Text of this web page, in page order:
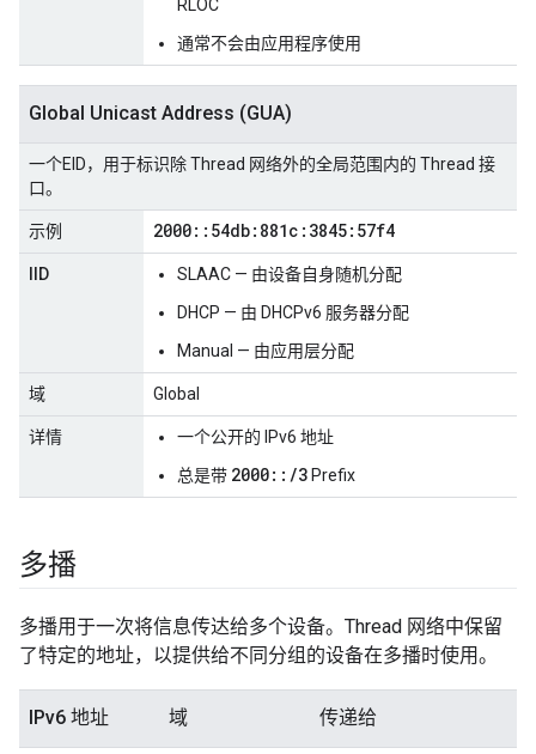
RLOC
通常不会由应用程序使用
Global Unicast Address (GUA)
一个EID，用于标识除 Thread 网络外的全局范围内的 Thread 接
口。
示例 2000:: 54db:881c:3845:57f4
IID
SLAAC — 由设备自身随机分配
DHCP — 由 DHCPv6 服务器分配
Manual — 由应用层分配
域 Global
详情
一个公开的 IPv6 地址
总是带 2000::/3 Prefix
多播
多播用于一次将信息传达给多个设备。Thread 网络中保留
了特定的地址，以提供给不同分组的设备在多播时使用。
IPv6 地址 域 传递给